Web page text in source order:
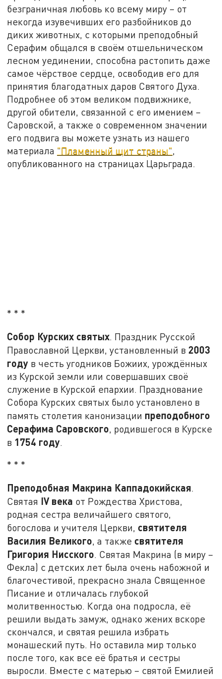
безграничная любовь ко всему миру – от
некогда изувечивших его разбойников до
диких животных, с которыми преподобный
Серафим общался в своём отшельническом
лесном уединении, способна растопить даже
самое чёрствое сердце, освободив его для
принятия благодатных даров Святого Духа.
Подробнее об этом великом подвижнике,
другой обители, связанной с его имением –
Саровской, а также о современном значении
его подвига вы можете узнать из нашего
материала "Пламенный щит страны",
опубликованного на страницах Царьграда.
* * *
Собор Курских святых. Праздник Русской
Православной Церкви, установленный в 2003
году в честь угодников Божиих, урождённых
из Курской земли или совершавших своё
служение в Курской епархии. Празднование
Собора Курских святых было установлено в
память столетия канонизации преподобного
Серафима Саровского, родившегося в Курске
в 1754 году.
* * *
Преподобная Макрина Каппадокийская.
Святая IVвека от Рождества Христова,
родная сестра величайшего святого,
богослова и учителя Церкви, святителя
Василия Великого, а также святителя
Григория Нисского. Святая Макрина (в миру –
Фекла) с детских лет была очень набожной и
благочестивой, прекрасно знала Священное
Писание и отличалась глубокой
молитвенностью. Когда она подросла, её
решили выдать замуж, однако жених вскоре
скончался, и святая решила избрать
монашеский путь. Но оставила мир только
после того, как все её братья и сестры
выросли. Вместе с матерью – святой Емилией